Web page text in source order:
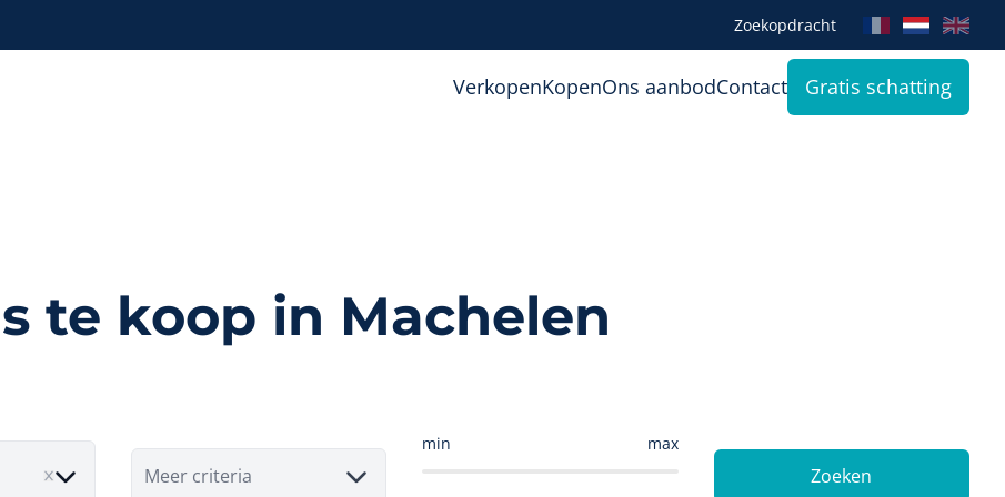
Zoekopdracht
VerkopenKopenOns aanbodContact Gratis schatting
te koop in Machelen
Meer criteria
min max
Zoeken